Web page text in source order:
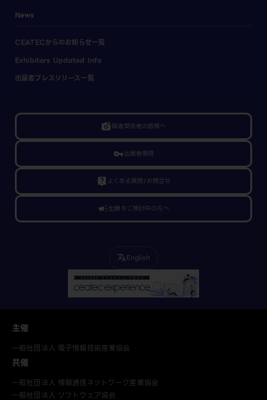
News
CEATECからのお知らせ一覧
Exhibitors Updated Info
出展者プレスリリース一覧
linked_camera報道関係者の皆様へ
vpn_key出展者専用
live_help よくある質問/お問合せ
campaign出展をご検討中の方へ
translateEnglish
主催
一般社団法人 電子情報技術産業協会
共催
一般社団法人 情報通信ネットワーク産業協会
一般社団法人 ソフトウェア協会